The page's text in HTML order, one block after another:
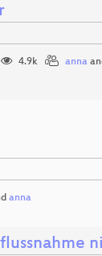
4.9k anna
anna